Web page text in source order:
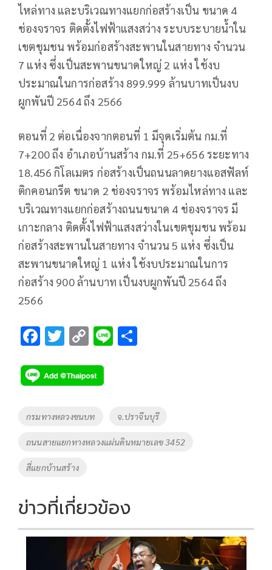
ไหล่ทาง และบริเวณทางแยกก่อสร้างเป็น ขนาด 4
ช่องจราจร ติดตั้งไฟฟ้าแสงสว่าง ระบบระบายน้ำใน
เขตชุมชน พร้อมก่อสร้างสะพานในสายทาง จำนวน
7 แห่ง ซึ่งเป็นสะพานขนาดใหญ่ 2 แห่ง ใช้งบ
ประมาณในการก่อสร้าง 899.999 ล้านบาทเป็นงบ
ผูกพันปี 2564 ถึง 2566
ตอนที่ 2 ต่อเนื่องจากตอนที่ 1 มีจุดเริ่มต้น กม.ที่
7+200 ถึง อำเภอบ้านสร้าง กม.ที่ 25+656 ระยะทาง
18.456 กิโลเมตร ก่อสร้างเป็นถนนลาดยางแอสฟัลท์
ติกคอนกรีต ขนาด 2 ช่องจราจร พร้อมไหล่ทาง และ
บริเวณทางแยกก่อสร้างถนนขนาด 4 ช่องจราจร มี
เกาะกลาง ติดตั้งไฟฟ้าแสงสว่างในเขตชุมชน พร้อม
ก่อสร้างสะพานในสายทาง จำนวน 5 แห่ง ซึ่งเป็น
สะพานขนาดใหญ่ 1 แห่ง ใช้งบประมาณในการ
ก่อสร้าง 900 ล้านบาท เป็นงบผูกพันปี 2564 ถึง
2566
F
e
b
o
k
T
tt
er
C
p
y
Li
k
Li
Tags
กรมทางหลวงชนบท จ.ปราจีนบุรี
ถนนสายแยกทางหลวงแผ่นดินหมายเลข 3452
สี่แยกบ้านสร้าง
ข่าวที่เกี่ยวข้อง